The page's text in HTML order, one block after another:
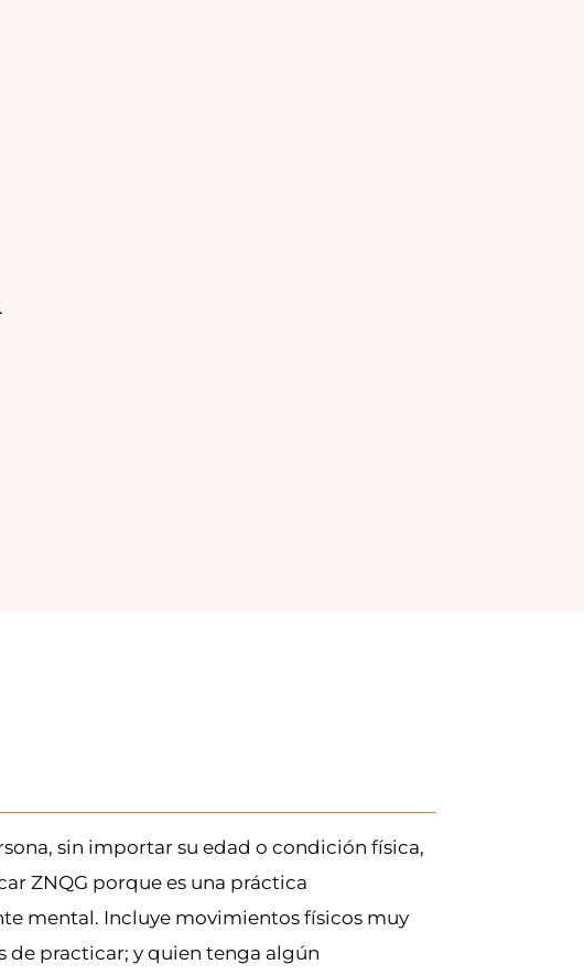
sin importar su edad o condición física,
ZNQG porque es una práctica
mental. Incluye movimientos físicos muy
de practicar; y quien tenga algún